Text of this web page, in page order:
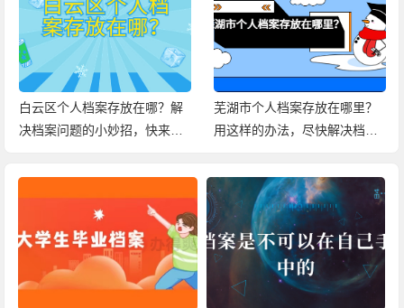
白云区个人档案存放在哪？解
决档案问题的小妙招，快来查
芜湖市个人档案存放在哪里？
用这样的办法，尽快解决档案